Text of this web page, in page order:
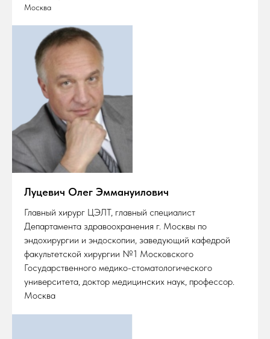
Москва
Луцевич Олег Эммануилович
Главный хирург ЦЭЛТ, главный специалист
Департамента здравоохранения г. Москвы по
эндохирургии и эндоскопии, заведующий кафедрой
факультетской хирургии №1 Московского
Государственного медико-стоматологического
университета, доктор медицинских наук, профессор.
Москва